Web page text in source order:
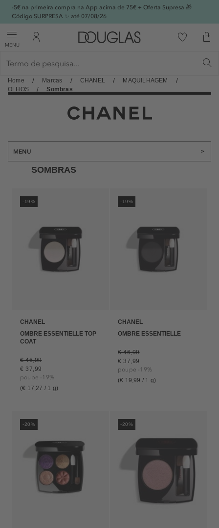
-5€ na primeira compra na App acima de 75€ + Oferta Supresa 🎁
Código SURPRESA ✨ até 07/08/26
MENU
Home Marcas CHANEL
MAQUILHAGEM
OLHOS
Sombras
MENU >
PERFUMES FEMININOS
MAQUILHAGEM
TRATAMENTO
SOMBRAS
-19%
CHANEL
OMBRE ESSENTIELLE TOP
COAT
€ 46,99
€ 37,99
poupe -19%
(€ 17,27 / 1 g)
-19%
CHANEL
OMBRE ESSENTIELLE
€ 46,99
€ 37,99
poupe -19%
(€ 19,99 / 1 g)
-20% -20%